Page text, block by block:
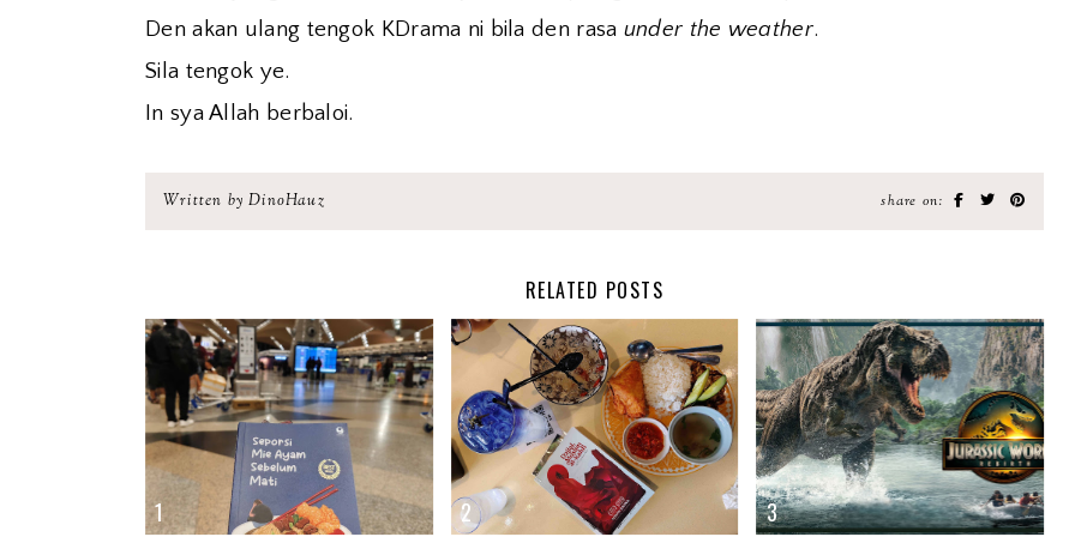
Den akan ulang tengok KDrama ni bila den rasa under the weather.
Sila tengok ye.
In sya Allah berbaloi.
Written by DinoHauz share on:
RELATED POSTS